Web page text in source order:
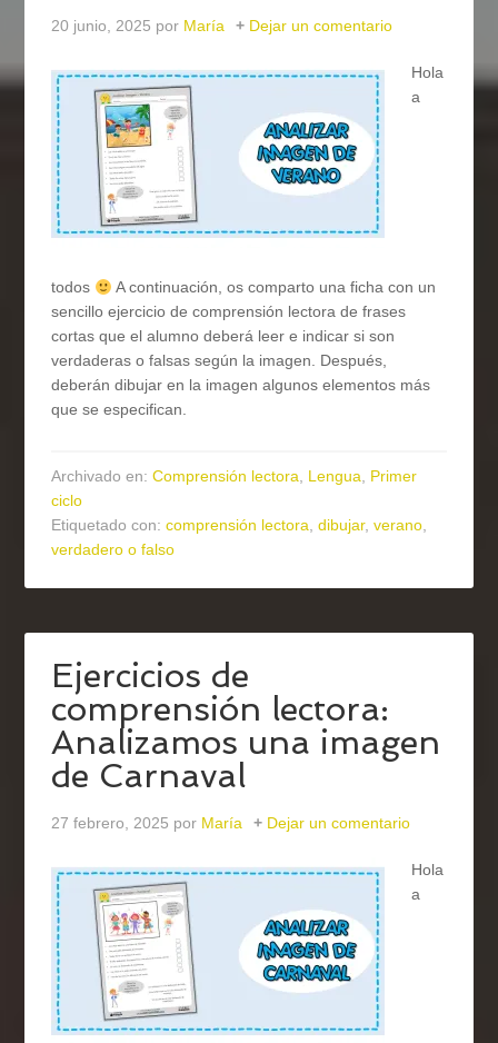
20 junio, 2025 por María Dejar un comentario
Hola
a
todos
A continuación, os comparto una ficha con un
sencillo ejercicio de comprensión lectora de frases
cortas que el alumno deberá leer e indicar si son
verdaderas o falsas según la imagen. Después,
deberán dibujar en la imagen algunos elementos más
que se especifican.
Archivado en:Comprensión lectora, Lengua, Primer
ciclo
Etiquetado con:comprensión lectora,dibujar,verano,
verdadero o falso
Ejercicios de
comprensión lectora:
Analizamos una imagen
de Carnaval
27 febrero, 2025 por María Dejar un comentario
Hola
a